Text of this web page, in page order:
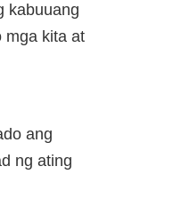
kabuuang
mga kita at
ang
ng ating